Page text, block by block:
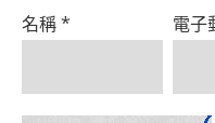
名稱* 電子